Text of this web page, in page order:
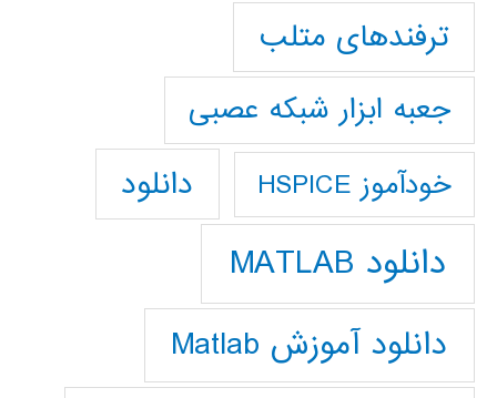
ترفندهای متلب
جعبه ابزار شبکه عصبی
خودآموز HSPICE دانلود
دانلود MATLAB
دانلود آموزش Matlab